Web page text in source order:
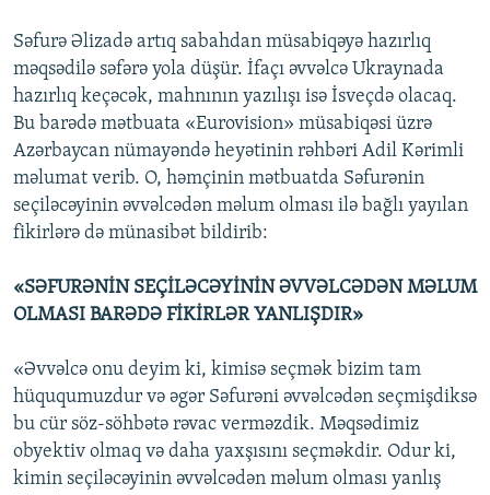
Səfurə Əlizadə artıq sabahdan müsabiqəyə hazırlıq
məqsədilə səfərə yola düşür. İfaçı əvvəlcə Ukraynada
hazırlıq keçəcək, mahnının yazılışı isə İsveçdə olacaq.
Bu barədə mətbuata «Eurovision» müsabiqəsi üzrə
Azərbaycan nümayəndə heyətinin rəhbəri Adil Kərimli
məlumat verib. O, həmçinin mətbuatda Səfurənin
seçiləcəyinin əvvəlcədən məlum olması ilə bağlı yayılan
fikirlərə də münasibət bildirib:
«SƏFURƏNİN SEÇİLƏCƏYİNİN ƏVVƏLCƏDƏN MƏLUM
OLMASI BARƏDƏ FİKİRLƏR YANLIŞDIR»
«Əvvəlcə onu deyim ki, kimisə seçmək bizim tam
hüququmuzdur və əgər Səfurəni əvvəlcədən seçmişdiksə
bu cür söz-söhbətə rəvac verməzdik. Məqsədimiz
obyektiv olmaq və daha yaxşısını seçməkdir. Odur ki,
kimin seçiləcəyinin əvvəlcədən məlum olması yanlış